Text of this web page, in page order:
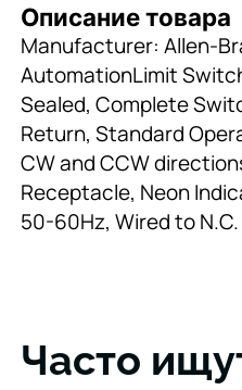
Описание товара
Manufacturer: Allen-
AutomationLimit
Sealed, Complete
Return, Standard
CW and CCW
Receptacle, Neon
50-60Hz, Wired to
Часто